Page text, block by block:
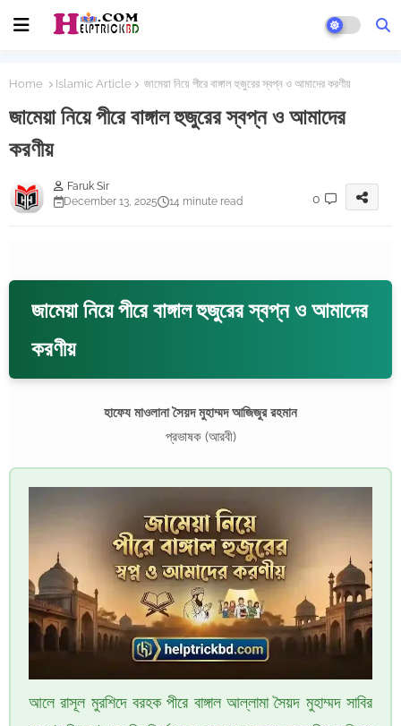
Home Islamic Article জামেয়া নিয়ে পীরে বাঙ্গাল হুজুরের স্বপ্ন ও আমাদের করণীয়
জামেয়া নিয়ে পীরে বাঙ্গাল হুজুরের স্বপ্ন ও আমাদের
করণীয়
Faruk Sir
December 13, 2025
14 minute read 0
জামেয়া নিয়ে পীরে বাঙ্গাল হুজুরের স্বপ্ন ও আমাদের
করণীয়
হাফেয মাওলানা সৈয়দ মুহাম্মদ আজিজুর রহমান
প্রভাষক (আরবী)
আলে রাসূল মুরশিদে বরহক পীরে বাঙ্গাল আল্লামা সৈয়দ মুহাম্মদ সাবির